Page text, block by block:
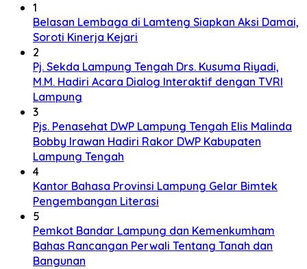
1
Belasan Lembaga di Lamteng Siapkan Aksi Damai,
Soroti Kinerja Kejari
2
Pj. Sekda Lampung Tengah Drs. Kusuma Riyadi,
M.M. Hadiri Acara Dialog Interaktif dengan TVRI
Lampung
3
Pjs. Penasehat DWP Lampung Tengah Elis Malinda
Bobby Irawan Hadiri Rakor DWP Kabupaten
Lampung Tengah
4
Kantor Bahasa Provinsi Lampung Gelar Bimtek
Pengembangan Literasi
5
Pemkot Bandar Lampung dan Kemenkumham
Bahas Rancangan Perwali Tentang Tanah dan
Bangunan